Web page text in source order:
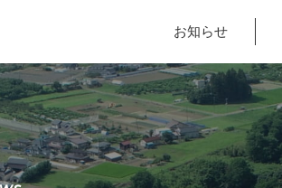
お知らせ